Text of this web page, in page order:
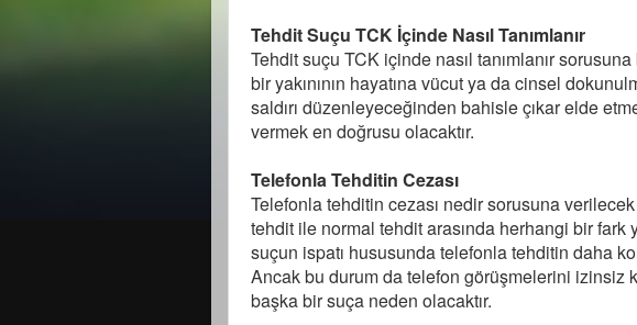
Tehdit Suçu TCK İçinde Nasıl Tanımlanır
Tehdit suçu TCK içinde nasıl tanımlanır
bir yakınının hayatına vücut ya da cinsel
saldırı düzenleyeceğinden bahisle çıkar elde
vermek en doğrusu olacaktır.
Telefonla Tehditin Cezası
Telefonla tehditin cezası nedir sorusuna
tehdit ile normal tehdit arasında herhangi bir fark
suçun ispatı hususunda telefonla tehditin daha
Ancak bu durum da telefon görüşmelerini izinsiz
başka bir suça neden olacaktır.